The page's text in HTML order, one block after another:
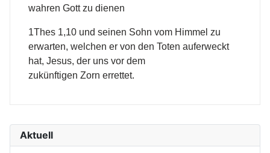
wahren Gott zu dienen
1Thes 1,10 und seinen Sohn vom Himmel zu
erwarten, welchen er von den Toten auferweckt
hat, Jesus, der uns vor dem
zukünftigen Zorn errettet.
Aktuell